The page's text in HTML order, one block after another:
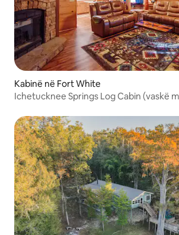
Kabinë në Fort White
Ichetucknee Springs Log Cabin (vaskë